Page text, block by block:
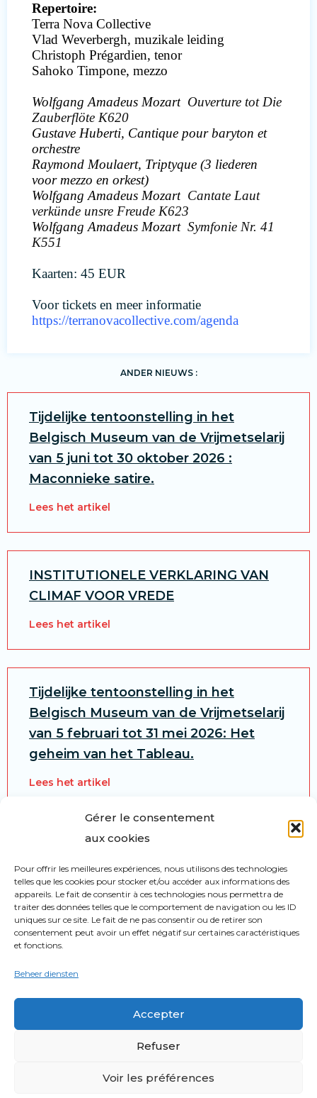
Gérer le consentement
aux cookies
Pour offrir les meilleures expériences, nous utilisons des technologies
telles que les cookies pour stocker et/ou accéder aux informations des
appareils. Le fait de consentir à ces technologies nous permettra de
traiter des données telles que le comportement de navigation ou les ID
uniques sur ce site. Le fait de ne pas consentir ou de retirer son
consentement peut avoir un effet négatif sur certaines caractéristiques
et fonctions.
Beheer diensten
Accepter
Refuser
Voir les préférences
Repertoire:
Terra Nova Collective
Vlad Weverbergh, muzikale leiding
Christoph Prégardien, tenor
Sahoko Timpone, mezzo
Wolfgang Amadeus Mozart Ouverture tot Die
Zauberflöte K620
Gustave Huberti, Cantique pour baryton et
orchestre
Raymond Moulaert, Triptyque (3 liederen
voor mezzo en orkest)
Wolfgang Amadeus Mozart Cantate Laut
verkünde unsre Freude K623
Wolfgang Amadeus Mozart Symfonie Nr. 41
K551
Kaarten: 45 EUR
Voor tickets en meer informatie
https://terranovacollective.com/agenda
ANDER NIEUWS :
Tijdelijke tentoonstelling in het
Belgisch Museum van de Vrijmetselarij
van 5 juni tot 30 oktober 2026 :
Maconnieke satire.
Lees het artikel
INSTITUTIONELE VERKLARING VAN
CLIMAF VOOR VREDE
Lees het artikel
Tijdelijke tentoonstelling in het
Belgisch Museum van de Vrijmetselarij
van 5 februari tot 31 mei 2026: Het
geheim van het Tableau.
Lees het artikel
Lees het artikel
Tijdelijke tentoonstelling in het
Belgisch Museum van de Vrijmetselarij
Communiqué van de CLIMAF: Voor